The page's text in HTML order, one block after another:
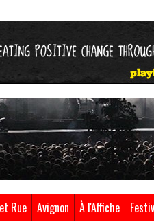
Rue Avignon À l'Affiche